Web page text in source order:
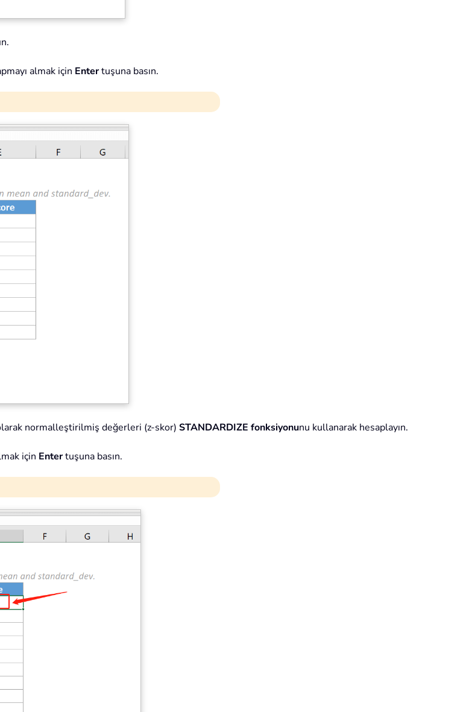
almak için Entertuşuna basın.
normalleştirilmiş değerleri (z-skor) STANDARDIZE fonksiyonunu kullanarak hesaplayın.
için Entertuşuna basın.